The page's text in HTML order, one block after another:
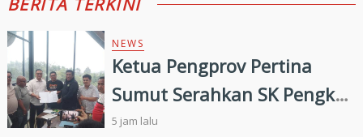
BERITA TERKINI
NEWS
Ketua Pengprov Pertina
Sumut Serahkan SK Pengkab
Pertina Madina Periode
5 jam lalu